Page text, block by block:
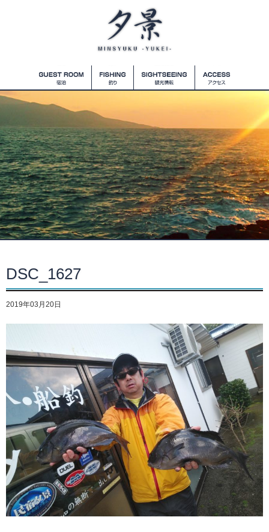
DSC_1627
2019年03月20日